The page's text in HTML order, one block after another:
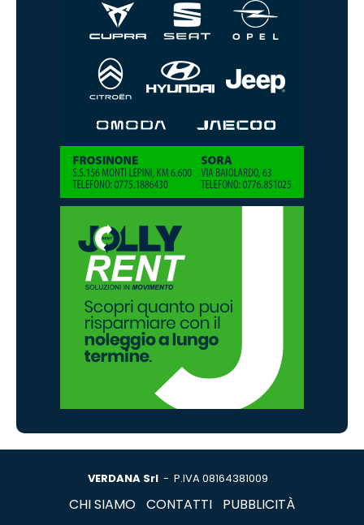
VERDANA Srl - P.IVA 08164381009
CHI SIAMO CONTATTI
PUBBLICITÀ